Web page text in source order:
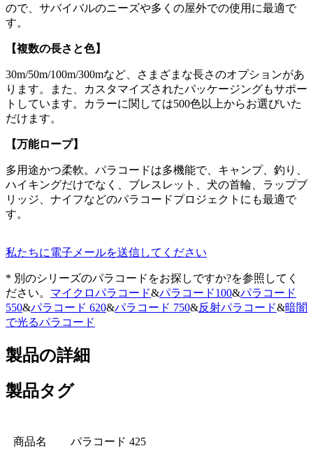
ので、サバイバルのニーズや多くの屋外での使用に最適で
す。
【複数の長さと色】
30m/50m/100m/300mなど、さまざまな長さのオプションがあ
ります。また、カスタマイズされたパッケージングもサポー
トしています。カラーに関しては500色以上からお選びいた
だけます。
【万能ロープ】
多用途かつ柔軟。パラコードは多機能で、キャンプ、釣り、
ハイキングだけでなく、ブレスレット、犬の首輪、ラップブ
リッジ、ナイフなどのパラコードプロジェクトにも最適で
す。
私たちに電子メールを送信してください
* 別のシリーズのパラコードをお探しですか?を参照してく
ださい。 マイクロパラコード&パラコード100&パラコード
550&パラコード 620&パラコード 750&反射パラコード&暗闇
で光るパラコード
製品の詳細
製品タグ
商品名 パラコード 425